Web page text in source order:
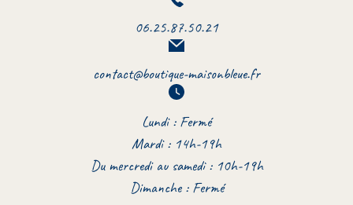
06.25.87.50.21
contact@boutique-maisonbleue.fr
Lundi : Fermé
Mardi : 14h-19h
Du mercredi au samedi : 10h-19h
Dimanche : Fermé